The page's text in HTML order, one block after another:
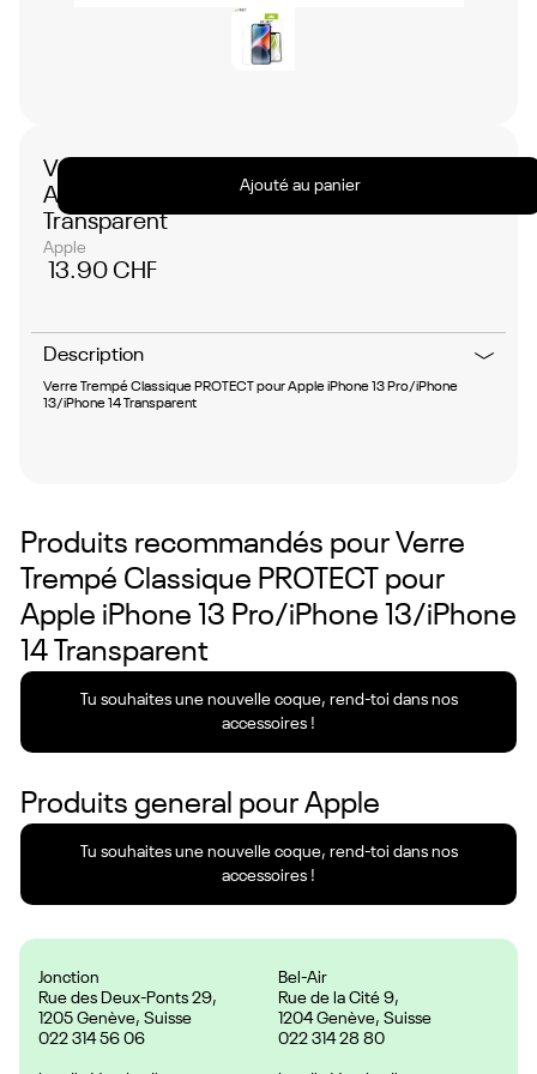
Verre Trempé Classique PROTECT pour
Apple iPhone 13 Pro/iPhone 13/iPhone 14
Transparent
Apple
13.90 CHF
Description
Verre Trempé Classique PROTECT pour Apple iPhone 13 Pro/iPhone
13/iPhone 14 Transparent
Ajouté au panier
Produits recommandés pour Verre
Trempé Classique PROTECT pour
Apple iPhone 13 Pro/iPhone 13/iPhone
14 Transparent
Tu souhaites une nouvelle coque, rend-toi dans nos
accessoires !
Produits general pour Apple
Tu souhaites une nouvelle coque, rend-toi dans nos
accessoires !
Jonction
Rue des Deux-Ponts 29,
1205 Genève, Suisse
022 314 56 06
Bel-Air
Rue de la Cité 9,
1204 Genève, Suisse
022 314 28 80